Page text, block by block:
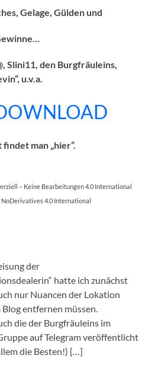
Gelage, Gülden und
Slini11, den Burgfräuleins,
u.v.a.
man „hier“.
– Keine Bearbeitungen 4.0 International
4.0 International
der
hatte ich zunächst
nur Nuancen der Lokation
entfernen müssen.
die der Burgfräuleins im
auf Telegram veröffentlicht
die Besten!) […]